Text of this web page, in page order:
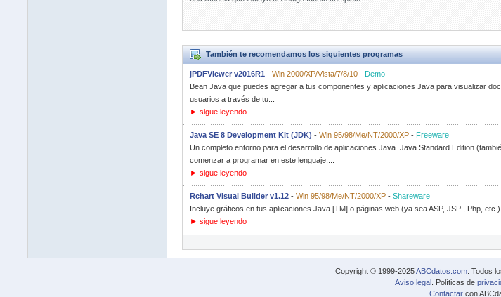
También te recomendamos los siguientes programas
jPDFViewer v2016R1 - Win 2000/XP/Vista/7/8/10- Demo
Bean Java que puedes agregar a tus componentes y aplicaciones Java para visualizar
usuarios a través de tu...
► sigue leyendo
Java SE 8 Development Kit (JDK) - Win 95/98/Me/NT/2000/XP- Freeware
Un completo entorno para el desarrollo de aplicaciones Java. Java Standard Edition
comenzar a programar en este lenguaje,...
► sigue leyendo
Rchart Visual Builder v1.12- Win 95/98/Me/NT/2000/XP- Shareware
Incluye gráficos en tus aplicaciones Java [TM] o páginas web (ya sea ASP, JSP , Php,
► sigue leyendo
Copyright © 1999-2025ABCdatos.com . Todos
Aviso legal . Políticas de
Contactarcon